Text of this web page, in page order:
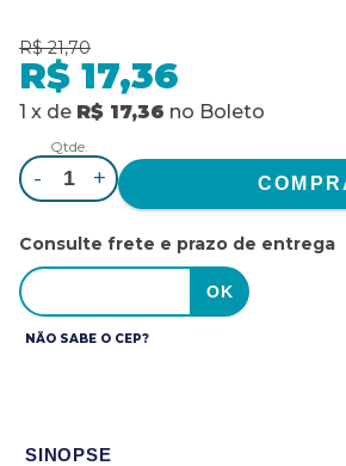
R$ 21,70
R$ 17,36
1 x de R$ 17,36 no Boleto
Qtde.
- +
Consulte frete e prazo de entrega
NÃO SABE O CEP?
SINOPSE